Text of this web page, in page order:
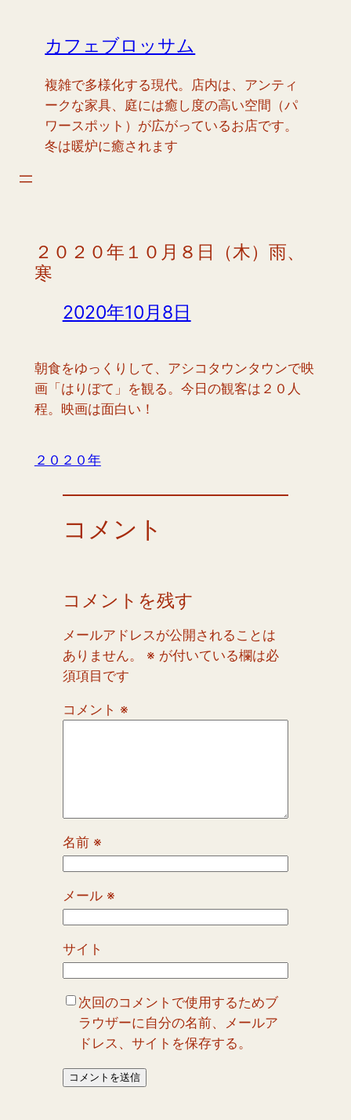
カフェブロッサム
複雑で多様化する現代。店内は、アンティ
ークな家具、庭には癒し度の高い空間（パ
ワースポット）が広がっているお店です。
冬は暖炉に癒されます
２０２０年１０月８日（木）雨、
寒
2020年10月8日
朝食をゆっくりして、アシコタウンタウンで映
画「はりぼて」を観る。今日の観客は２０人
程。映画は面白い！
２０２０年
コメント
コメントを残す
メールアドレスが公開されることは
ありません。
※ が付いている欄は必
須項目です
コメント ※
名前 ※
メール ※
サイト
次回のコメントで使用するためブ
ラウザーに自分の名前、メールア
ドレス、サイトを保存する。